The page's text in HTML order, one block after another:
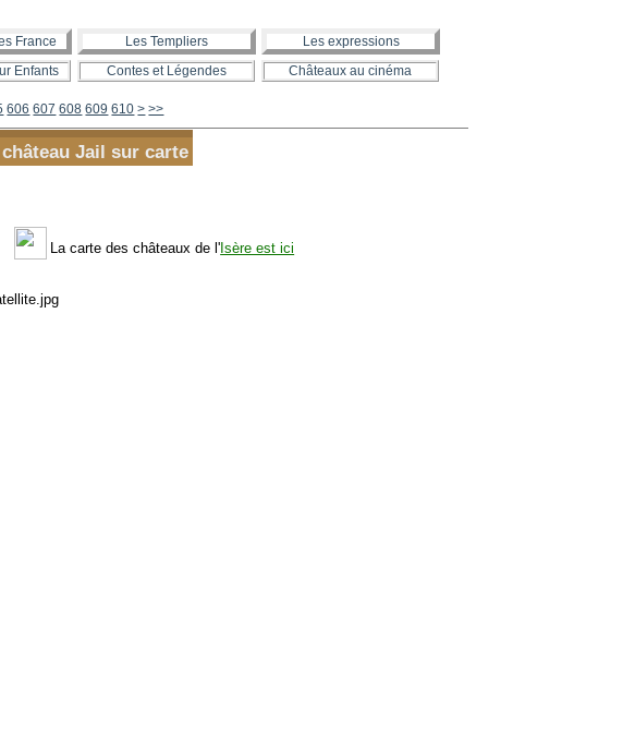
France Les Templiers
Les expressions
Enfants Contes et Légendes Châteaux au cinéma
606 607 608 609 610 620
630
640
650
660
670
680
690
700
800
900
1000
1100
1200
1300
> >>
Jail sur carte
La carte des châteaux de l' Isère est ici